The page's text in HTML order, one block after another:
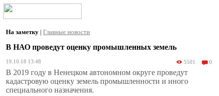
На заметку | Главные новости
В НАО проведут оценку промышленных земель
19.10.18 13:48 5501 0
В 2019 году в Ненецком автономном округе проведут
кадастровую оценку земель промышленности и иного
специального назначения.